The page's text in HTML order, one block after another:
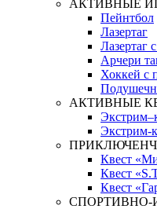
АКТИВНЫЕ
Пейнтбол
Лазертаг
Лазертаг
Арчери
Хоккей с
АКТИВНЫЕ
Экстрим-
Квест
Квест
Квест
СПОРТИВНО-